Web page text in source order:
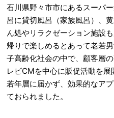
石川県野々市市にあるスーパ
呂に貸切風呂（家族風呂）、
ん処やリラクゼーション施設
帰りで楽しめるとあって老若
子高齢化社会の中で、顧客層
レビCMを中心に販促活動を
若年層に届かず、効果的なア
ておられました。